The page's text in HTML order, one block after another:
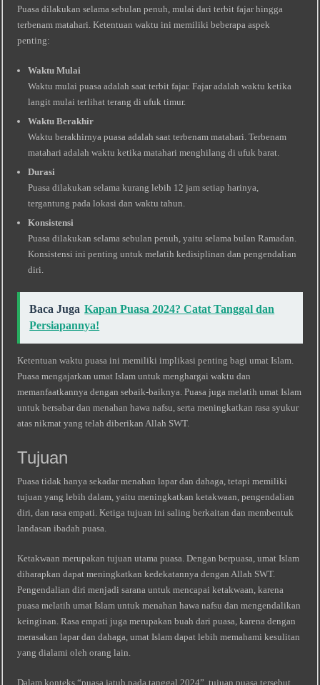
Puasa dilakukan selama sebulan penuh, mulai dari terbit fajar hingga
terbenam matahari. Ketentuan waktu ini memiliki beberapa aspek
penting:
Waktu Mulai
Waktu mulai puasa adalah saat terbit fajar. Fajar adalah waktu ketika
langit mulai terlihat terang di ufuk timur.
Waktu Berakhir
Waktu berakhirnya puasa adalah saat terbenam matahari. Terbenam
matahari adalah waktu ketika matahari menghilang di ufuk barat.
Durasi
Puasa dilakukan selama kurang lebih 12 jam setiap harinya,
tergantung pada lokasi dan waktu tahun.
Konsistensi
Puasa dilakukan selama sebulan penuh, yaitu selama bulan Ramadan.
Konsistensi ini penting untuk melatih kedisiplinan dan pengendalian
diri.
Baca Juga Kapan Puasa 2024? Catat Tanggal dan
Persiapannya!
Ketentuan waktu puasa ini memiliki implikasi penting bagi umat Islam.
Puasa mengajarkan umat Islam untuk menghargai waktu dan
memanfaatkannya dengan sebaik-baiknya. Puasa juga melatih umat Islam
untuk bersabar dan menahan hawa nafsu, serta meningkatkan rasa syukur
atas nikmat yang telah diberikan Allah SWT.
Tujuan
Puasa tidak hanya sekadar menahan lapar dan dahaga, tetapi memiliki
tujuan yang lebih dalam, yaitu meningkatkan ketakwaan, pengendalian
diri, dan rasa empati. Ketiga tujuan ini saling berkaitan dan membentuk
landasan ibadah puasa.
Ketakwaan merupakan tujuan utama puasa. Dengan berpuasa, umat Islam
diharapkan dapat meningkatkan kedekatannya dengan Allah SWT.
Pengendalian diri menjadi sarana untuk mencapai ketakwaan, karena
puasa melatih umat Islam untuk menahan hawa nafsu dan mengendalikan
keinginan. Rasa empati juga merupakan buah dari puasa, karena dengan
merasakan lapar dan dahaga, umat Islam dapat lebih memahami kesulitan
yang dialami oleh orang lain.
Dalam konteks “puasa jatuh pada tanggal 2024”, tujuan puasa tersebut